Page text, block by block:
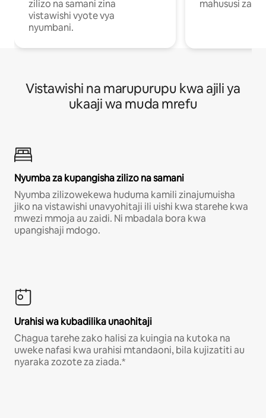
zilizo na samani zina
vistawishi vyote vya
nyumbani.
mahususi za
Vistawishi na marupurupu kwa ajili ya
ukaaji wa muda mrefu
Nyumba za kupangisha zilizo na samani
Nyumba zilizowekewa huduma kamili zinajumuisha
jiko na vistawishi unavyohitaji ili uishi kwa starehe kwa
mwezi mmoja au zaidi. Ni mbadala bora kwa
upangishaji mdogo.
Urahisi wa kubadilika unaohitaji
Chagua tarehe zako halisi za kuingia na kutoka na
uweke nafasi kwa urahisi mtandaoni, bila kujizatiti au
nyaraka zozote za ziada.*